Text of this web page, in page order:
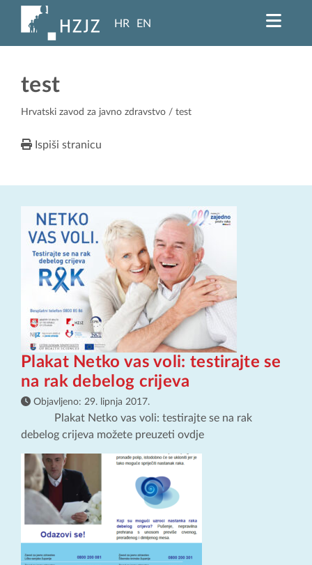
HR EN
test
Hrvatski zavod za javno zdravstvo / test
Ispiši stranicu
Plakat Netko vas voli: testirajte se
na rak debelog crijeva
Objavljeno: 29. lipnja 2017.
Plakat Netko vas voli: testirajte se na rak
debelog crijeva možete preuzeti ovdje